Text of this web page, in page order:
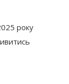
року